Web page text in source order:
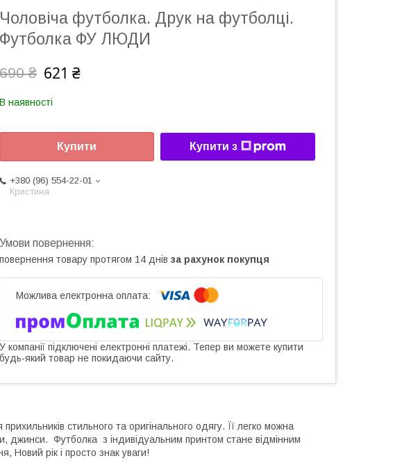
Чоловіча футболка. Друк на футболці.
Футболка ФУ ЛЮДИ
690 ₴ 621 ₴
В наявності
Купити Купити з
+380 (96) 554-22-01
Кристина
повернення товару протягом 14 днів за рахунок покупця
У компанії підключені електронні платежі. Тепер ви можете купити
будь-який товар не покидаючи сайту.
стильного та оригінального одягу. Її легко можна
джинси. Футболка з індивідуальним принтом стане відмінним
рік і просто знак уваги!